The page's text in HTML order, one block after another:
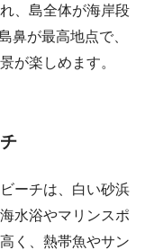
、島全体が海岸段
鼻が最高地点で、
が楽しめます。
ーチは、白い砂浜
水浴やマリンスポ
く、熱帯魚やサン